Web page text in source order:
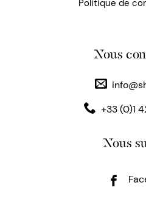
Politique de
Nous
+33 (0)1
Nous